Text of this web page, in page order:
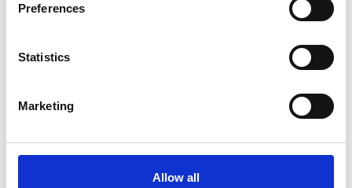
Preferences
Statistics
Marketing
Allow all
Přehled Ekonomika